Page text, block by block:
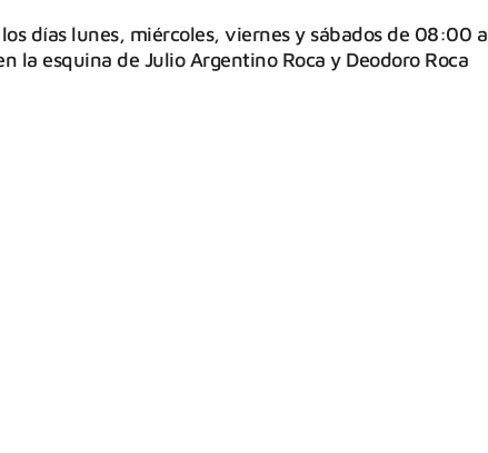
días lunes, miércoles, viernes y sábados de 08:00 a
la esquina de Julio Argentino Roca y Deodoro Roca